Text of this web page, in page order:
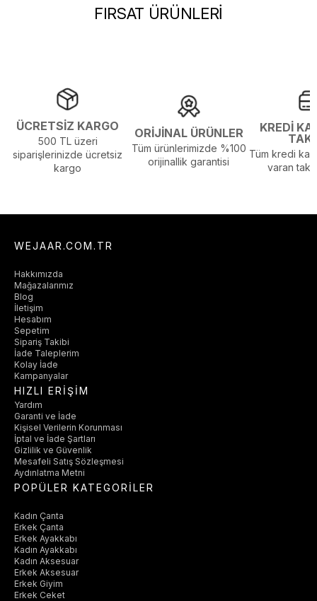
FIRSAT ÜRÜNLERİ
ÜCRETSİZ KARGO
500 TL üzeri
siparişlerinizde ücretsiz
kargo
ORİJİNAL ÜRÜNLER
Tüm ürünlerimizde %100
orijinallik garantisi
KREDİ
Tüm kredi
varan
WEJAAR.COM.TR
Hakkımızda
Mağazalarımız
Blog
İletişim
Hesabım
Sepetim
Sipariş Takibi
İade Taleplerim
Kolay İade
Kampanyalar
HIZLI ERİŞİM
Yardım
Garanti ve İade
Kişisel Verilerin Korunması
İptal ve İade Şartları
Gizlilik ve Güvenlik
Mesafeli Satış Sözleşmesi
Aydınlatma Metni
POPÜLER KATEGORİLER
Kadın Çanta
Erkek Çanta
Erkek Ayakkabı
Kadın Ayakkabı
Kadın Aksesuar
Erkek Aksesuar
Erkek Giyim
Erkek Ceket